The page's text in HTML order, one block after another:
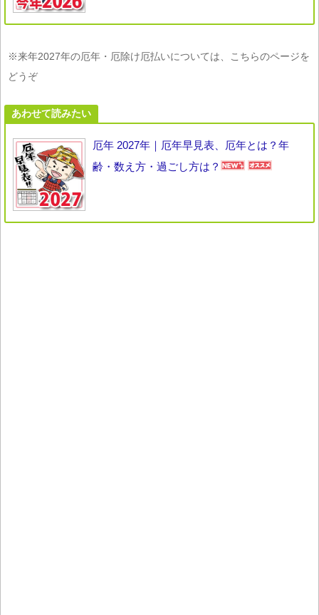
※来年2027年の厄年・厄除け厄払いについては、こちらのページを
どうぞ
あわせて読みたい
厄年 2027年｜厄年早見表、厄年とは？年
齢・数え方・過ごし方は？